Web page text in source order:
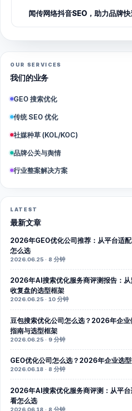
闻传网络抖音SEO，助力品牌
OUR SERVICES
我们的业务
GEO 搜索优化
传统 SEO 优化
社媒种草 (KOL/KOC)
品牌公关与舆情
行业整案解决方案
LATEST
最新文章
2026年GEO优化公司推荐：从平台适
怎么选
2026.06.25 · 8 分钟
2026年AI搜索优化服务商评测报告：
收复盘的选型框架
2026.06.25 · 10 分钟
豆包搜索优化公司怎么选？2026年企业
指南与选型框架
2026.06.25 · 9 分钟
GEO优化公司怎么选？2026年企业选
2026.06.18 · 8 分钟
2026年AI搜索优化服务商评测：从平
看怎么选
2026.06.18 · 8 分钟